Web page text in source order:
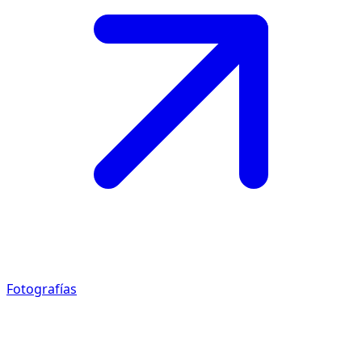
Fotografías